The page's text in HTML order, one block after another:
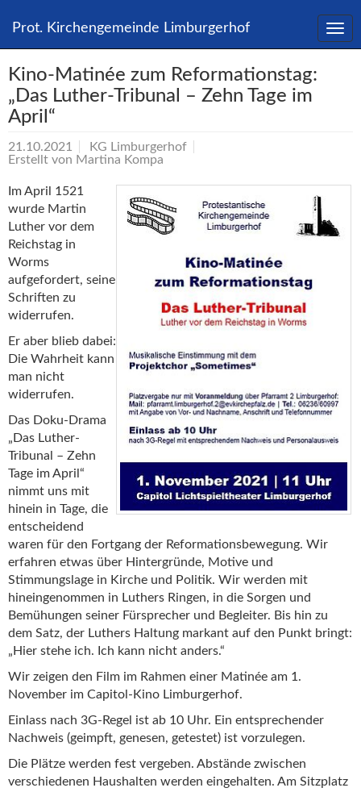
Prot. Kirchengemeinde Limburgerhof
zum
Kino-Matinée zum Reformationstag:
„Das Luther-Tribunal – Zehn Tage im
April“
21.10.2021
KG Limburgerhof
Erstellt von Martina Kompa
Im April 1521
wurde Martin
Luther vor dem
Reichstag in
Worms
aufgefordert, seine
Schriften zu
widerrufen.
Er aber blieb dabei:
Die Wahrheit kann
man nicht
widerrufen.
Das Doku-Drama
„Das Luther-
Tribunal – Zehn
Tage im April“
nimmt uns mit
hinein in Tage, die
entscheidend
waren für den Fortgang der Reformationsbewegung. Wir
erfahren etwas über Hintergründe, Motive und
Stimmungslage in Kirche und Politik. Wir werden mit
hineingenommen in Luthers Ringen, in die Sorgen und
Bemühungen seiner Fürsprecher und Begleiter. Bis hin zu
dem Satz, der Luthers Haltung markant auf den Punkt bringt:
„Hier stehe ich. Ich kann nicht anders.“
Wir zeigen den Film im Rahmen einer Matinée am 1.
November im Capitol-Kino Limburgerhof.
Einlass nach 3G-Regel ist ab 10 Uhr. Ein entsprechender
Nachweis (geimpft, genesen, getestet) ist vorzulegen.
Die Plätze werden fest vergeben. Abstände zwischen
verschiedenen Haushalten werden eingehalten. Am Sitzplatz